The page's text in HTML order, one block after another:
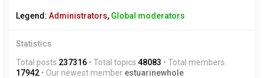
Legend: Administrators, Global moderators
Statistics
Total posts 237316 • Total topics 48083 • Total members
17942 • Our newest member estuarinewhole